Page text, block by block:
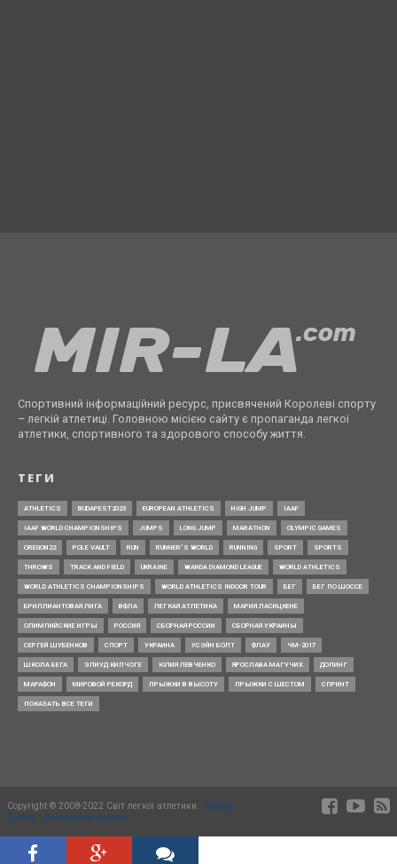
Спортивний інформаційний ресурс, присвячений Королеві спорту
– легкій атлетиці. Головною місією сайту є пропаганда легкої
атлетики, спортивного та здорового способу життя.
ТЕГИ
ATHLETICS BUDAPEST2023 EUROPEAN ATHLETICS HIGH JUMP IAAF
IAAF WORLD CHAMPIONSHIPS JUMPS LONG JUMP MARATHON OLYMPIC GAMES
OREGON22 POLE VAULT RUN RUNNER’S WORLD RUNNING SPORT SPORTS
THROWS TRACK AND FIELD UKRAINE WANDA DIAMOND LEAGUE WORLD ATHLETICS
WORLD ATHLETICS CHAMPIONSHIPS WORLD ATHLETICS INDOOR TOUR БЕГ БЕГ ПО ШОССЕ
БРИЛЛИАНТОВАЯ ЛИГА ВФЛА ЛЕГКАЯ АТЛЕТИКА МАРИЯ ЛАСИЦКЕНЕ
ОЛИМПИЙСКИЕ ИГРЫ РОССИЯ СБОРНАЯ РОССИИ СБОРНАЯ УКРАИНЫ
СЕРГЕЙ ШУБЕНКОВ СПОРТ УКРАИНА УСЭЙН БОЛТ ФЛАУ ЧМ-2017
ШКОЛА БЕГА ЭЛИУД КИПЧОГЕ ЮЛИЯ ЛЕВЧЕНКО ЯРОСЛАВА МАГУЧИХ ДОПИНГ
МАРАФОН МИРОВОЙ РЕКОРД ПРЫЖКИ В ВЫСОТУ ПРЫЖКИ С ШЕСТОМ СПРИНТ
ПОКАЗАТЬ ВСЕ ТЕГИ
Copyright © 2008-2022 Світ легкої атлетики. Timing
Events - Квитковий сервіс